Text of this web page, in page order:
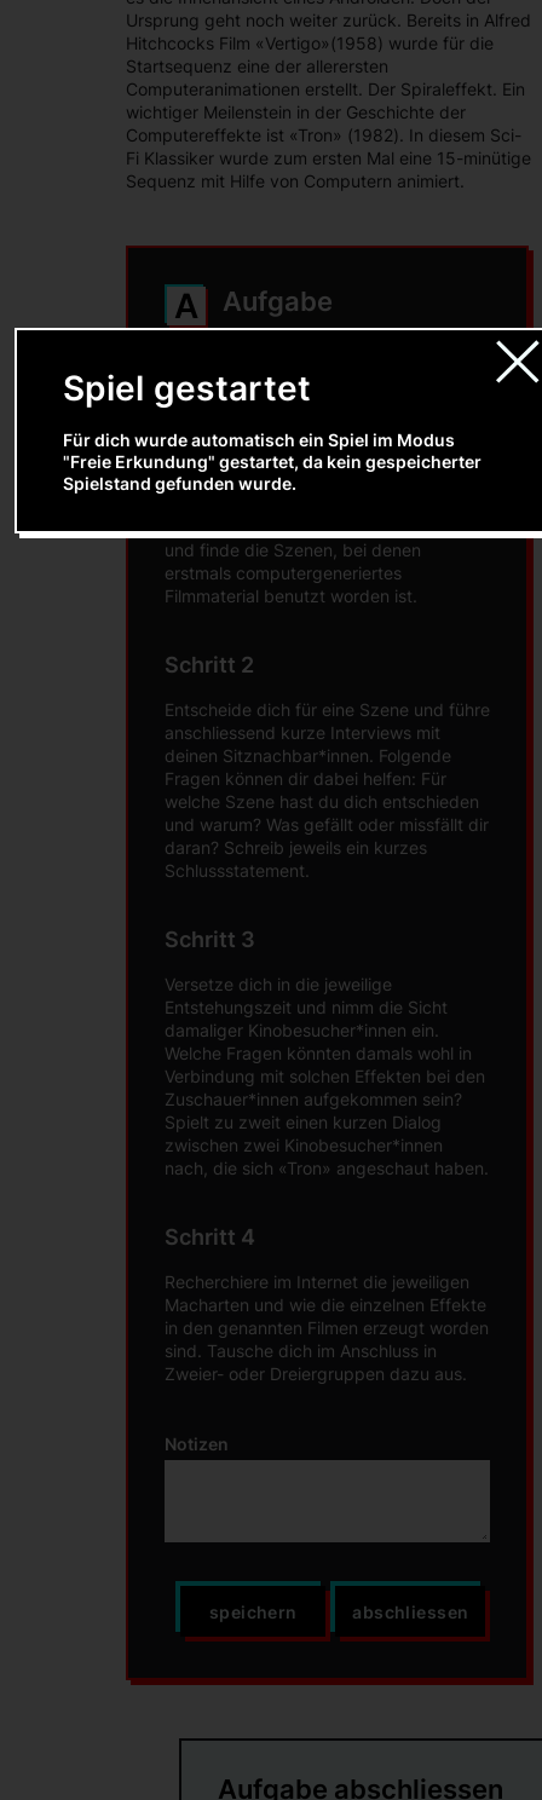
Spiel gestartet
Für dich wurde automatisch ein Spiel im Modus
"Freie Erkundung" gestartet, da kein gespeicherter
Spielstand gefunden wurde.
Ursprung geht noch weiter zurück. Bereits in Alfred
Hitchcocks Film «Vertigo»(1958) wurde für die
Startsequenz eine der allerersten
Computeranimationen erstellt. Der Spiraleffekt. Ein
wichtiger Meilenstein in der Geschichte der
Computereffekte ist «Tron» (1982). In diesem Sci-
Fi Klassiker wurde zum ersten Mal eine 15-minütige
Sequenz mit Hilfe von Computern animiert.
A Aufgabe
Beginn der
Computereffekte
Schritt 1
Suche die im Infotext genannten Filme
und finde die Szenen, bei denen
erstmals computergeneriertes
Filmmaterial benutzt worden ist.
Schritt 2
Entscheide dich für eine Szene und führe
anschliessend kurze Interviews mit
deinen Sitznachbar*innen. Folgende
Fragen können dir dabei helfen: Für
welche Szene hast du dich entschieden
und warum? Was gefällt oder missfällt dir
daran? Schreib jeweils ein kurzes
Schlussstatement.
Schritt 3
Versetze dich in die jeweilige
Entstehungszeit und nimm die Sicht
damaliger Kinobesucher*innen ein.
Welche Fragen könnten damals wohl in
Verbindung mit solchen Effekten bei den
Zuschauer*innen aufgekommen sein?
Spielt zu zweit einen kurzen Dialog
zwischen zwei Kinobesucher*innen
nach, die sich «Tron» angeschaut haben.
Schritt 4
Recherchiere im Internet die jeweiligen
Macharten und wie die einzelnen Effekte
in den genannten Filmen erzeugt worden
sind. Tausche dich im Anschluss in
Zweier- oder Dreiergruppen dazu aus.
Notizen
speichern abschliessen
Aufgabe abschliessen